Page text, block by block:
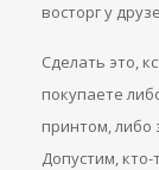
восторг у
Сделать это,
покупаете
принтом, либо
Допустим,